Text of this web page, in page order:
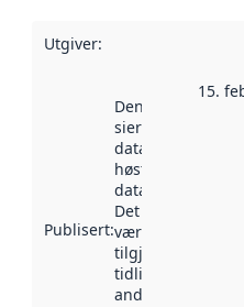
Utgiver:
Publisert:
Denne datoen
sier når
datasettet ble
høstet av
data.norge.no.
Det kan ha
vært
tilgjengelig
tidligere
andre steder.
15.